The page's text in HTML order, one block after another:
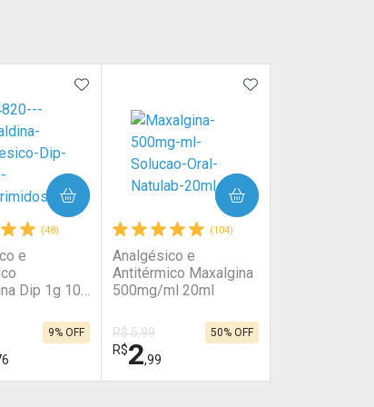
FAVORITOS
(48)
e
Dip 1g 10
9% OFF
ADICIONAR AOS FAVORITOS
(104)
Analgésico e
Antitérmico Maxalgina
500mg/ml 20ml
R$ 5,99
R$2,99
50% OFF
ADICIONAR AOS
COMPRAR